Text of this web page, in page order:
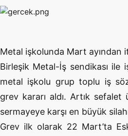
Metal işkolunda Mart ayından
Birleşik Metal-İş sendikası ile
metal işkolu grup toplu iş
grev kararı aldı. Artık
sermayeye karşı en büyük
Grev ilk olarak 22 Mart’ta